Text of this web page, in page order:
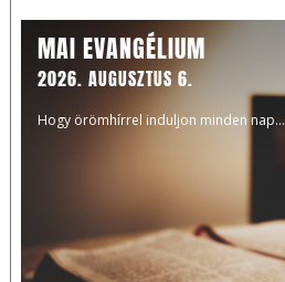
MAI EVANGÉLIUM
2026. AUGUSZTUS 6.
Hogy örömhírrel induljon minden nap...